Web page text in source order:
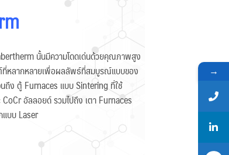
นั้นมีความโดดเด่นด้วยคุณภาพสูง
ที่หลากหลายเพื่อผลลัพธ์ที่สมบูรณ์แบบของ
ถึง ตู้ Furnaces แบบ Sintering ที่ใช้
อัลลอยด์ รวมไปถึง เตา Furnaces
บบ Laser
→